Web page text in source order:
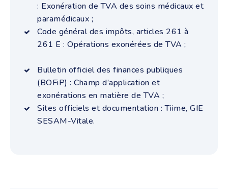
: Exonération de TVA des soins médicaux et
paramédicaux ;
Code général des impôts, articles 261 à
261 E : Opérations exonérées de TVA ;
Bulletin officiel des finances publiques
(BOFiP) : Champ d’application et
exonérations en matière de TVA ;
Sites officiels et documentation : Tiime, GIE
SESAM-Vitale.